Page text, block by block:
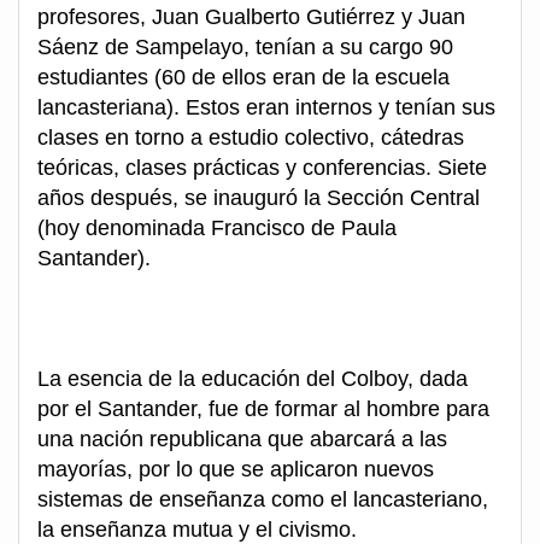
profesores, Juan Gualberto Gutiérrez y Juan
Sáenz de Sampelayo, tenían a su cargo 90
estudiantes (60 de ellos eran de la escuela
lancasteriana). Estos eran internos y tenían sus
clases en torno a estudio colectivo, cátedras
teóricas, clases prácticas y conferencias. Siete
años después, se inauguró la Sección Central
(hoy denominada Francisco de Paula
Santander).
La esencia de la educación del Colboy, dada
por el Santander, fue de formar al hombre para
una nación republicana que abarcará a las
mayorías, por lo que se aplicaron nuevos
sistemas de enseñanza como el lancasteriano,
la enseñanza mutua y el civismo.